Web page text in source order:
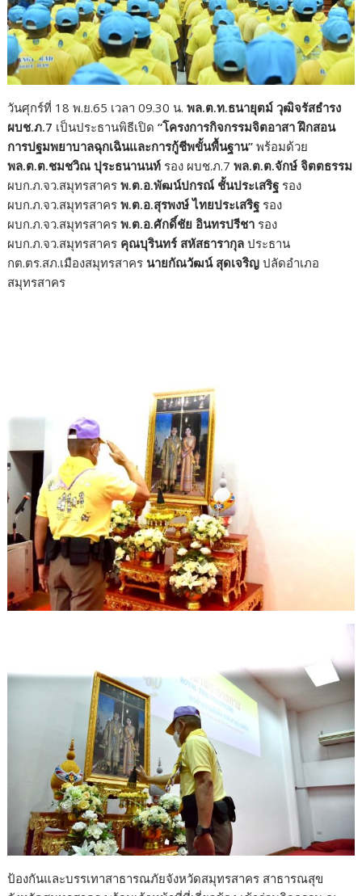
วันศุกร์ที่ 18 พ.ย.65 เวลา 09.30 น.พล.ต.ท.ธนายุตม์ วุฒิจรัสธำรง
ผบช.ภ.7 เป็นประธานพิธีเปิด“โครงการกิจกรรมจิตอาสา ฝึกสอน
การปฐมพยาบาลฉุกเฉินและการกู้ชีพขั้นพื้นฐาน” พร้อมด้วย
พล.ต.ต.ชมชวิณ ปุระธนานนท์ รอง ผบช.ภ.7พล.ต.ต.จักษ์ จิตตธรรม
ผบก.ภ.จว.สมุทรสาครพ.ต.อ.พัฒน์ปกรณ์ ชั้นประเสริฐ รอง
ผบก.ภ.จว.สมุทรสาครพ.ต.อ.สุรพงษ์ ไทยประเสริฐ รอง
ผบก.ภ.จว.สมุทรสาครพ.ต.อ.ศักดิ์ชัย อินทรปรีชา รอง
ผบก.ภ.จว.สมุทรสาคร คุณบุรินทร์ สหัสธารากุล ประธาน
กต.ตร.สภ.เมืองสมุทรสาคร นายกัณวัฒน์ สุดเจริญ ปลัดอำเภอ
สมุทรสาคร
ป้องกันและบรรเทาสาธารณภัยจังหวัดสมุทรสาคร สาธารณสุข